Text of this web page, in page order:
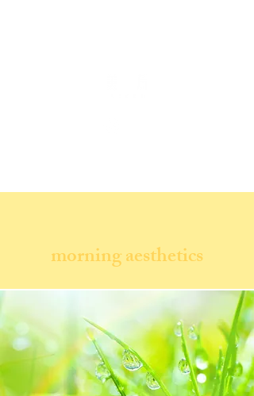
morning aesthetics​